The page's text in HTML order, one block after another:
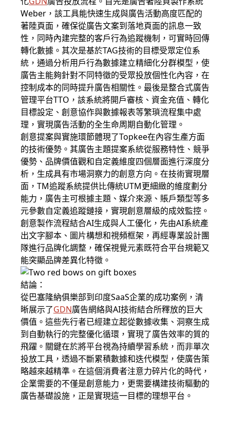
Weber，該工具能快速生成與廣告活動高度匹配的
著陸頁面，確保從廣告文案到落地頁面的訊息一致
性，同時內建完整的客戶行為追蹤機制，可實時回傳
轉化數據。其次是基於TAG技術的目標受眾定位系
統，通過分析用戶行為數據建立精細化分群模型，使
廣告主能夠針對不同特徵的受眾投放個性化內容，在
控制成本的同時提升廣告相關性。最後是整合式廣告
管理平台TTO，該系統將開戶審核、資金充值、轉化
目標設定、創意協作與數據報表等繁瑣流程集中處
理，實現廣告活動的全生命周期自動化管理。
創意提案與實施環節體現了Topkee在內容生產方面
的技術優勢。其廣告主題提案系統從服務特性、競爭
優勢、品牌價值觀和自定義維度四個層面進行深度分
析，生成具有市場洞察力的創意方向。在技術實現層
面，TM追蹤系統提供比傳統UTM更細緻的維度劃分
能力，廣告主可根據主題、媒介來源、賬戶類型等多
元參數自定義追蹤鏈接，實現創意層級的成效監控。
創意製作流程結合AI生成與人工優化，先由AI系統產
出文字腳本、圖片構想和視頻框架，再經專業設計團
隊進行品牌化調整，確保視覺元素既符合平台規範又
能突顯品牌差異化特徵。
結論：
從巴塞隆納俱樂部到印度SaaS企業的成功案例，清
晰展示了GDN廣告網絡與AI技術結合所釋放的巨大
價值。這些先行者已經建立起從數據收集、洞察生成
到自動執行的完整優化循環，實現了廣告效率的質的
飛躍。關鍵在於將平台視為持續學習系統，而非單次
投放工具，透過不斷累積數據和迭代模型，使廣告策
略越來越精準。在這個消費者注意力碎片化的時代，
企業需要的不僅是創意能力，更需要構建技術驅動的
廣告基礎設施，正是實現這一目標的理想平台。